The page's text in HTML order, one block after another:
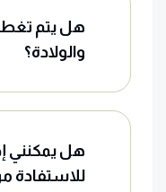
هل يتم
والولادة؟
هل يمكنني
للاستفادة